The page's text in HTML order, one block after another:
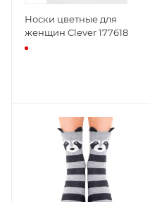
Носки цветные для
женщин Clever 177618